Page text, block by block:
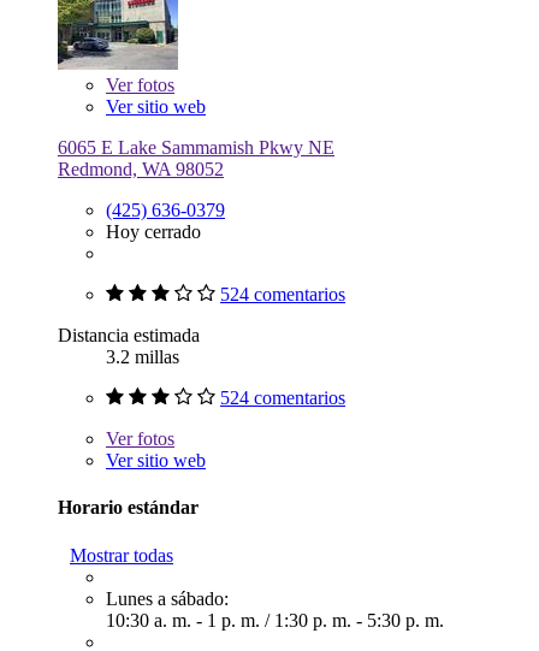
Verfotos
Ver sitio web
6065 E Lake Sammamish Pkwy NE
Redmond, WA 98052
(425) 636-0379
Hoy cerrado
524 comentarios
Distancia estimada
3.2 millas
524 comentarios
Verfotos
Ver sitio web
Horario estándar
Mostrar todas
Lunes a sábado:
10:30 a. m. - 1 p. m. / 1:30 p. m. - 5:30 p. m.